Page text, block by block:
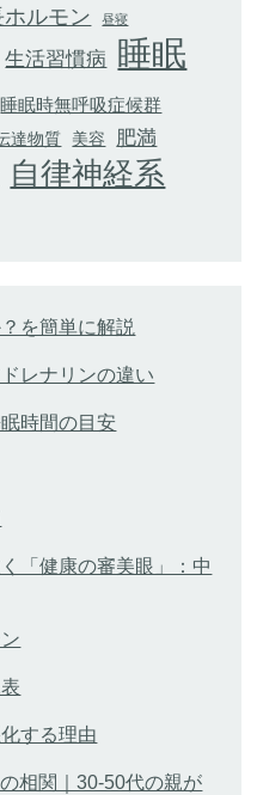
ホルモン 昼寝
生活習慣病 睡眠
睡眠時無呼吸症候群
達物質 美容 肥満
自律神経系
を簡単に解説
レナリンの違い
時間の目安
「健康の審美眼」：中
する理由
相関｜30-50代の親が